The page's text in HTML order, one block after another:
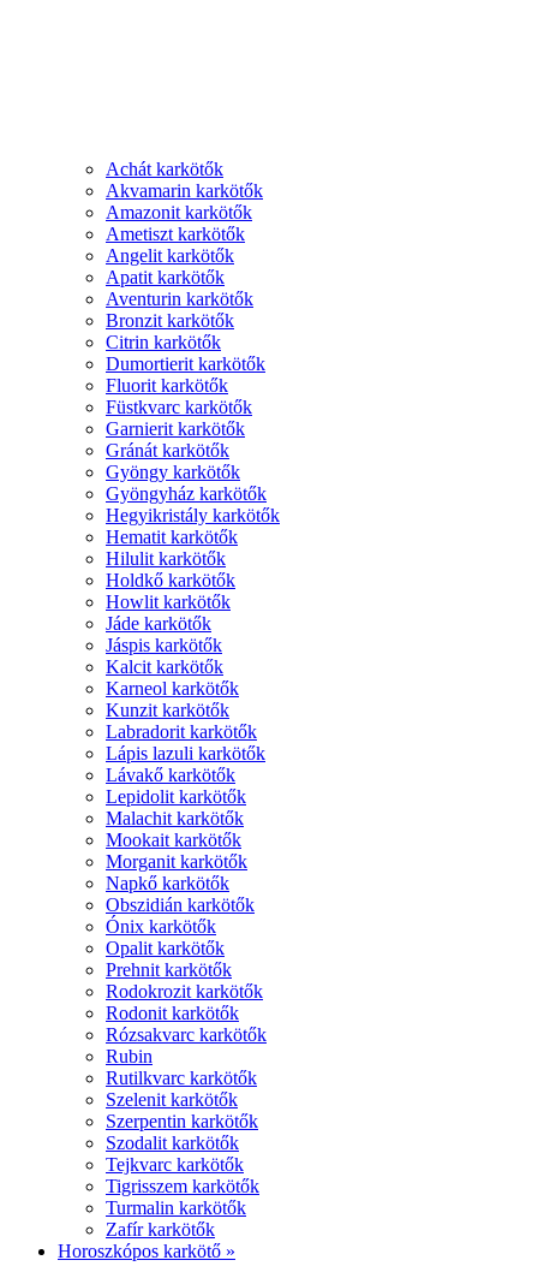
Achát karkötők
Akvamarin karkötők
Amazonit karkötők
Ametiszt karkötők
Angelit karkötők
Apatit karkötők
Aventurin karkötők
Bronzit karkötők
Citrin karkötők
Dumortierit karkötők
Fluorit karkötők
Füstkvarc karkötők
Garnierit karkötők
Gránát karkötők
Gyöngy karkötők
Gyöngyház karkötők
Hegyikristály karkötők
Hematit karkötők
Hilulit karkötők
Holdkő karkötők
Howlit karkötők
Jáde karkötők
Jáspis karkötők
Kalcit karkötők
Karneol karkötők
Kunzit karkötők
Labradorit karkötők
Lápis lazuli karkötők
Lávakő karkötők
Lepidolit karkötők
Malachit karkötők
Mookait karkötők
Morganit karkötők
Napkő karkötők
Obszidián karkötők
Ónix karkötők
Opalit karkötők
Prehnit karkötők
Rodokrozit karkötők
Rodonit karkötők
Rózsakvarc karkötők
Rubin
Rutilkvarc karkötők
Szelenit karkötők
Szerpentin karkötők
Szodalit karkötők
Tejkvarc karkötők
Tigrisszem karkötők
Turmalin karkötők
Zafír karkötők
Horoszkópos karkötő »